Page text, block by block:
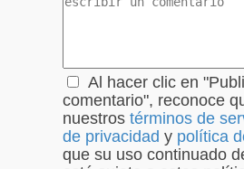
Al hacer clic en
comentario", reconoce
nuestros términos de
de privacidad y política
que su uso continuado